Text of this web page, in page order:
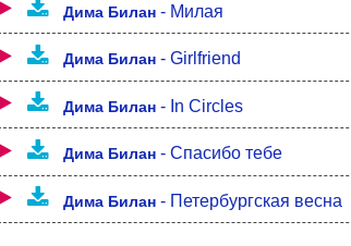
Дима Билан - Милая
Дима Билан - Girlfriend
Дима Билан - In Circles
Дима Билан - Спасибо тебе
Дима Билан - Петербургская весна